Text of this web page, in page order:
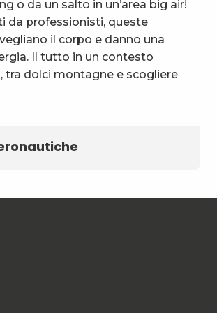
o da un salto in un’area big air!
da professionisti, queste
il corpo e danno una
Il tutto in un contesto
tra dolci montagne e scogliere